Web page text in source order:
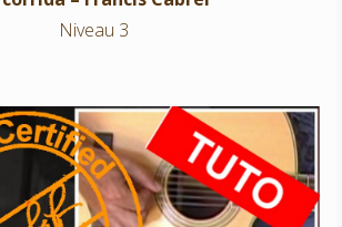
Niveau 3
think you’re going – Dire Straits